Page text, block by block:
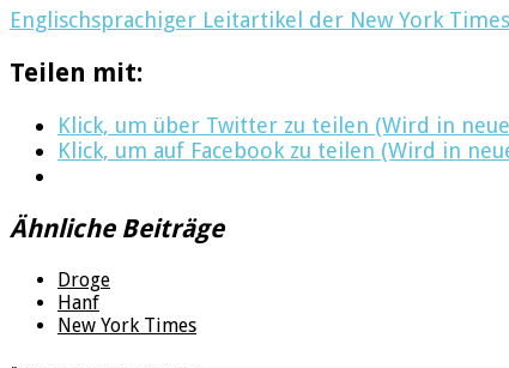
Englischsprachiger Leitartikel der New York Times
Teilen mit:
Klick, um über Twitter zu teilen (Wird in
Klick, um auf Facebook zu teilen (Wird in
Ähnliche Beiträge
Droge
Hanf
New York Times